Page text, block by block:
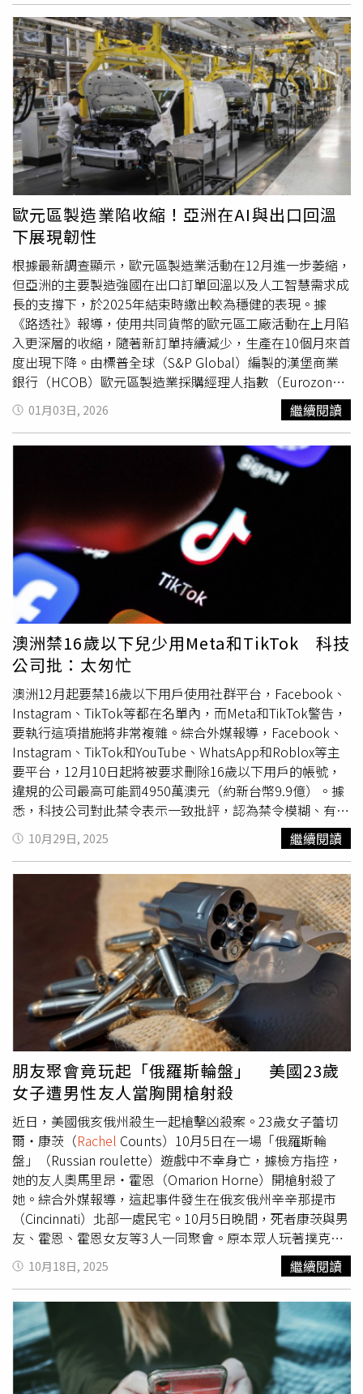
家，專精於保險領域且熱愛歷史；卡尼表示，格林在飛往倫
敦的航班上離世，讓世間失去了一位善良的天使。目前相關
單位的調查已告一段落，家屬則希望透過此案例，呼籲醫療
機構應更謹慎評估多重用藥的風險。◎勇敢求救並非弱者，
您的痛苦有人願意傾聽，請撥打1995◎如果您覺得痛苦、
似乎沒有出路，您並不孤單，請撥打1925
門婚變，昔日恩愛的夫妻將在鏡頭前上演真實的離婚攻防
戰，為了贍養費與名聲，昔日姐妹淘隨時可能翻臉不認人。
本季最大亮點莫過於好萊塢傳奇造型師RachelZoe正式加
盟！這位曾一手打造安海瑟薇（Anne Hathaway）等影后經
典紅毯造型的時尚女魔頭，將如何攪動名媛圈？當派對上的
香檳換成了火藥味，這場真人演出的「上流戰爭」絕對比影
集更辛辣。熱播全球的《海上私生活第 10 季：地中海篇》
（Below Deck Mediterranean），由「鐵血女船長」
Captain Sandy領軍，並找回人氣最高的Aesha Scott擔任首
席管家。看似夢幻的超級遊艇之旅，背後卻是失控的災難現
場。本季首組賓客便豪擲高達3萬 歐元（約台幣 110 萬元）
的天價小費，但這筆錢並不好賺！除了要應付奧客半夜指定
「四川雞」、甚至發生「主菜被船員吃掉」的荒謬事件，狹
窄的船員艙內更爆發多角戀情。週三夜晚播出真實犯罪紀錄
片影集《非自然死亡》第 6 季 (Accident, Suicide, Or
Murder S6)，每集聚焦一起疑點重重的死亡案件。透過警方
第一手調查資料、關鍵法醫證據與人物訪談，重新檢視究竟
是意外、自殺還是預謀謀殺？在深夜 22:30，帶領觀眾穿透
謊言，尋找被掩蓋的真相。《海上私生活第10季：地中海
篇》船長Sandy Yawn。（圖／杰德影音）
歐元區製造業陷收縮！亞洲在AI與出口回溫
下展現韌性
根據最新調查顯示，歐元區製造業活動在12月進一步萎縮，
但亞洲的主要製造強國在出口訂單回溫以及人工智慧需求成
長的支撐下，於2025年結束時繳出較為穩健的表現。據
《路透社》報導，使用共同貨幣的歐元區工廠活動在上月陷
入更深層的收縮，隨著新訂單持續減少，生產在10個月來首
度出現下降。由標普全球（S&P Global）編製的漢堡商業
銀行（HCOB）歐元區製造業採購經理人指數（Eurozone
Manufacturing Purchasing Managers' Index，PMI）在12月
從11月的49.6下滑至48.8，創下9個月新低，且連續第2個月
低於區分擴張與收縮的50榮枯線。調查結果顯示，這個由
20個國家組成的歐元區，製造業活動呈現全面性下滑。歐元
區最大經濟體德國在受監測的8個國家中表現最為疲弱，其
PMI降至10個月低點。義大利與西班牙也再度滑入收縮區
間。HCOB首席經濟學家德拉魯比亞（Cyrus de la Rubia）
表示，來自歐元區的製成品需求正在再次放緩，企業似乎既
無法、也不願為來年累積動能，反而採取審慎保守的態度，
而這種態度對經濟而言無異於毒藥。法國成為少數亮點，其
製造業PMI躍升至42個月新高。在歐盟之外的英國，製造業
活動於12月以15個月來最快速度成長，主要受惠於需求復
甦，而英國財政大臣里夫斯（Rachel
Reeves）的預算案為
市場帶來一定程度的紓解。與此同時，亞洲的經濟表現相對
亮眼。南韓與台灣的工廠活動在12月終止了連續數月的下滑
趨勢，這2個經濟體皆是全球最大的半導體製造國之一，而
半導體產業因人工智慧市場蓬勃發展而大幅受惠。除此之
外，多數東南亞國家也維持強勁成長。這些結果緊接在中國
於去年12月30日公布的PMI之後，該數據同樣顯示，全球第
2大經濟體的工廠活動出現出乎意料的回溫，部分原因是節
前訂單激增。儘管現在仍難以判斷亞洲最大出口國是否正在
調整以因應美國關稅，但全球需求回升已為部分製造商，在
邁入新的1年之際帶來樂觀情緒。凱投宏觀（Capital
Economics）亞洲經濟學家坦登（Shivaan Tandon）表示，
近月來多數國家的出口顯著成長，他們認為，短期內亞洲以
出口為導向的製造業前景仍然有利。他指出，多數亞洲經濟
體可望持續受惠於美國需求自中國轉移的趨勢，以及全球對
人工智慧相關硬體的強勁需求。標普全球市場情報（S&P
Global Market Intelligence）經濟學家巴蒂（Usamah
Bhatti）指出，製造商表示，新產品上市以及外部需求改善
帶動了銷售回溫，同時，對前景的信心在12月也顯著提升，
來到自2022年5月以來的最高水準。他補充，企業因此受到
鼓舞，開始提高就業水準並增加採購活動。
01月03日, 2026 繼續閱讀
澳洲禁16歲以下兒少用Meta和TikTok 科技
公司批：太匆忙
澳洲12月起要禁16歲以下用戶使用社群平台，Facebook、
Instagram、TikTok等都在名單內，而Meta和TikTok警告，
要執行這項措施將非常複雜。綜合外媒報導，Facebook、
Instagram、TikTok和YouTube、WhatsApp和Roblox等主
要平台，12月10日起將被要求刪除16歲以下用戶的帳號，
違規的公司最高可能罰4950萬澳元（約新台幣9.9億）。據
悉，科技公司對此禁令表示一致批評，認為禁令模糊、有問
題且匆忙。TikTok澳洲政策負責人喬伊斯（Ella Woods-
Joyce）在參議院聽證會上表示，雖然該平台打算遵守法
律，但專家擔心這可能會將年輕用戶推向那些監管較少的在
線空間，這些地方的安全保護較弱。TikTok也警告說，這項
「粗糙」的年齡禁令可能會帶來一系列未預料的後果。
Meta政策總監加利克（Mia Garlick）也指出，公司計劃在截
止日期前刪除數十萬個未成年帳號，她也承認，準確判定用
戶年齡仍然是一個重大的技術挑戰，Meta仍在完善其合規
和檢測系統。YouTube也在本月表示，澳洲雖出於好意，但
執行上存在缺陷。YouTube的澳洲女發言人羅德（
Lord）坦言，「這項法律不僅極難執行，而且無法實現使
孩子們在網絡上更安全的承諾。」澳洲網路安全監管機構暗
示，這項禁令可能還會擴展到其他平台，如Twitch和
Roblox，但最終細節尚未確認，隨著該法規將於不到六週
後生效，如何執行和監管仍充滿不確定性。
10月29日, 2025 繼續閱讀
朋友聚會竟玩起「俄羅斯輪盤」 美國23歲
女子遭男性友人當胸開槍射殺
近日，美國俄亥俄州殺生一起槍擊凶殺案。23歲女子蕾切
爾‧康茨（Rachel Counts）10月5日在一場「俄羅斯輪
盤」（Russian roulette）遊戲中不幸身亡，據檢方指控，
她的友人奧馬里昂‧霍恩（Omarion Horne）開槍射殺了
她。綜合外媒報導，這起事件發生在俄亥俄州辛辛那提市
（Cincinnati）北部一處民宅。10月5日晚間，死者康茨與男
友、霍恩、霍恩女友等3人一同聚會。原本眾人玩著撲克
牌，但霍恩在牌局進行中提議起玩俄羅斯輪盤遊戲，並從自
己攜帶的左輪手槍中取出多餘子彈，留下一發子彈後將槍口
對準自己的頭部。「俄羅斯輪盤」是一種具有死亡可能的致
命機率遊戲，參與的玩家們必須在左輪手槍中裝入一顆子
彈，隨即旋轉彈倉，然後輪流將槍口對準自己頭部並扣動扳
機，以此搏取在生死之間徘徊的刺激感。這種行為不僅違
法，且極易導致致命後果。外媒指出，目前並不清楚霍恩是
10月18日, 2025 繼續閱讀